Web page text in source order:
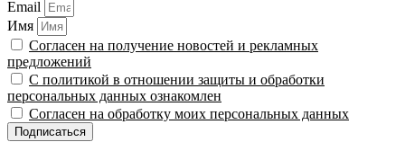
Email
Имя
Согласен на получение новостей и рекламных
предложений
С политикой в отношении защиты и обработки
персональных данных ознакомлен
Согласен на обработку моих персональных данных
Подписаться